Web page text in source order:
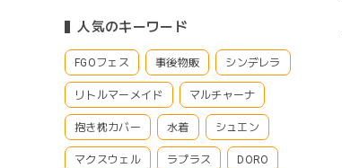
人気のキーワード
FGOフェス 事後物販 シンデレラ
リトルマーメイド マルチャーナ
抱き枕カバー 水着 シュエン
マクスウェル ラプラス DORO